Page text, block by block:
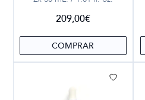
209,00€
COMPRAR